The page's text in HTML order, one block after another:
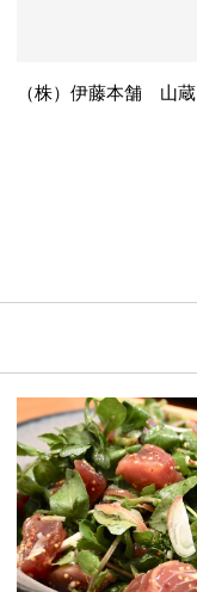
（株）伊藤本舗 山蔵